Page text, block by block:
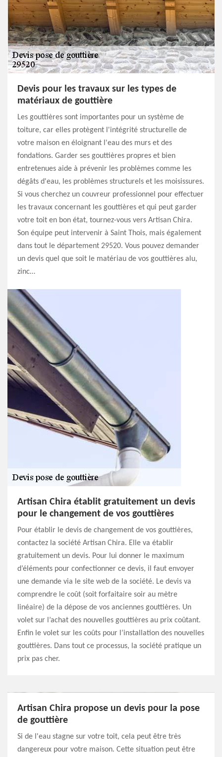
Devis pour les travaux sur les types de
matériaux de gouttière
Les gouttières sont importantes pour un système de
toiture, car elles protègent l'intégrité structurelle de
votre maison en éloignant l'eau des murs et des
fondations. Garder ses gouttières propres et bien
entretenues aide à prévenir les problèmes comme les
dégâts d'eau, les problèmes structurels et les moisissures.
Si vous cherchez un couvreur professionnel pour effectuer
les travaux concernant les gouttières et qui peut garder
votre toit en bon état, tournez-vous vers Artisan Chira.
Son équipe peut intervenir à Saint Thois, mais également
dans tout le département 29520. Vous pouvez demander
un devis quel que soit le matériau de vos gouttières alu,
zinc…
Artisan Chira établit gratuitement un devis
pour le changement de vos gouttières
Pour établir le devis de changement de vos gouttières,
contactez la société Artisan Chira. Elle va établir
gratuitement un devis. Pour lui donner le maximum
d’éléments pour confectionner ce devis, il faut envoyer
une demande via le site web de la société. Le devis va
comprendre le coût (soit forfaitaire soir au mètre
linéaire) de la dépose de vos anciennes gouttières. Un
volet sur l’achat des nouvelles gouttières au prix coûtant.
Enfin le volet sur les coûts pour l’installation des nouvelles
gouttières. Dans tout ce processus, la société pratique un
prix pas cher.
Artisan Chira propose un devis pour la pose
de gouttière
Si de l'eau stagne sur votre toit, cela peut être très
dangereux pour votre maison. Cette situation peut être